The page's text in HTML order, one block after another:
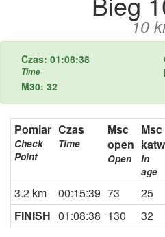
10
Czas: 01:08:38
Time
M30: 32
Pomiar
Check
Point
Czas
Time
Msc
open
Open
Msc
katw
In
age
3.2 km 00:15:39 73 25
FINISH 01:08:38 130 32